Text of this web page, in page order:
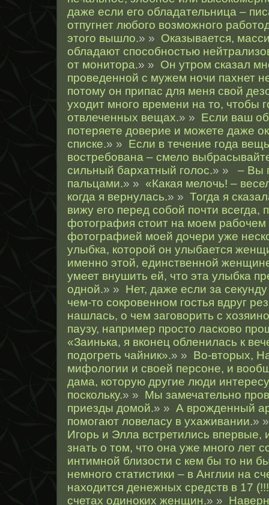
даже если его обладательница –
отпугнет любого возможного
этого вышло.» » Оказывается,
обладают способностью
от монитора.» » Он утром сказал
проведенной с мужем ночи пахнет
потому он припас для меня свой
уходит много времени на то, чтобы
отвлеченных вещах.» » Если ваш
потеряете доверие и можете даже
списке.» » Если в течение года
востребована – смело
сильный бархатный голос.» »
– Вы
пальцами.» » «Какая мелочь! –
когда я вернулась.» » Тогда я
вижу его перед собой почти всегда,
фотография стоит на моем рабочем
фотографией моей дочери уже
улыбка, которой он улыбается
именно этой, единственной
умеет внушить ей, что эта улыбка
одной.» » Нет, даже если за
чем-то сокровенном гостья вдруг
нашлась, о чем заговорить с
паузу, например просто ласково
«Заинька, я вконец обленилась к
подогреть чайник».» » Во-вторых,
мифологии и своей персоне, и
дама, которую другие люди
поскольку.» » Мы замечательно
приезды домой.» » А врожденный
помогают ловеласу в ухаживании.»
Игорь и Элла встретились впервые,
знать о том, что она уже много лет
интимной близости с кем бы то ни
немного статистики – в Англии на
находится денежных средств в 17
счетах одиноких женщин.» »